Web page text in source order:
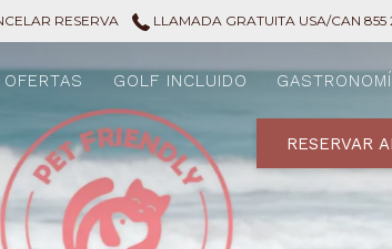
RESERVA LLAMADA GRATUITA USA/CAN
OFERTAS GOLF INCLUIDO
RESERVAR